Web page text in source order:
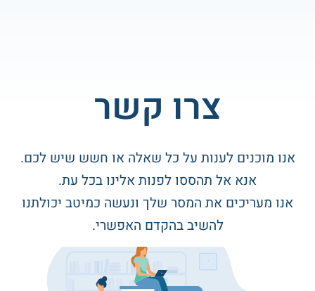
צרו קשר
אנו מוכנים לענות על כל שאלה או חשש שיש לכם.
אנא אל תהססו לפנות אלינו בכל עת.
אנו מעריכים את המסר שלך ונעשה כמיטב יכולתנו
להשיב בהקדם האפשרי.